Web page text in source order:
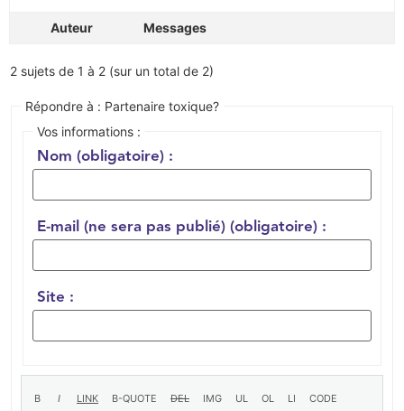
Auteur Messages
2 sujets de 1 à 2 (sur un total de 2)
Répondre à : Partenaire toxique?
Vos informations :
Nom (obligatoire) :
E-mail (ne sera pas publié) (obligatoire) :
Site :